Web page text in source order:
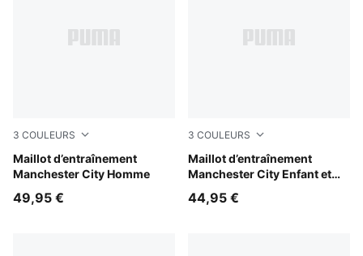
3 COULEURS
Maillot d’entraînement
Manchester City Homme
Fluro Pink Pes-Vivid Blue
49,95 €
3 COULEURS
Maillot d’entraînement
Manchester City Enfant et
Fluro Pink Pes-Vivid Blue
44,95 €